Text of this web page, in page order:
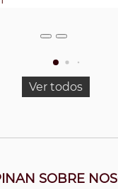
Ver todos
SOBRE